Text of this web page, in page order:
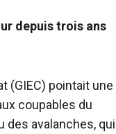
depuis trois ans
(GIEC) pointait une
coupables du
avalanches, qui